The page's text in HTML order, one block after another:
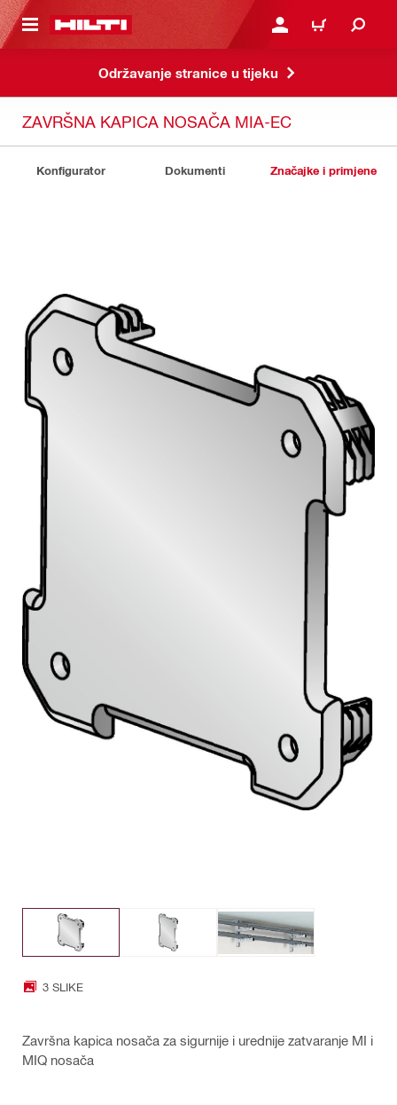
GLAVNI SADRŽAJ PRIJAVI SE ILI SE
KOŠARICA
Održavanje stranice u tijeku
ZAVRŠNA KAPICA NOSAČA MIA-EC
Konfigurator Dokumenti Značajke i primjene
3 SLIKE
Završna kapica nosača za sigurnije i urednije zatvaranje MI i
MIQ nosača